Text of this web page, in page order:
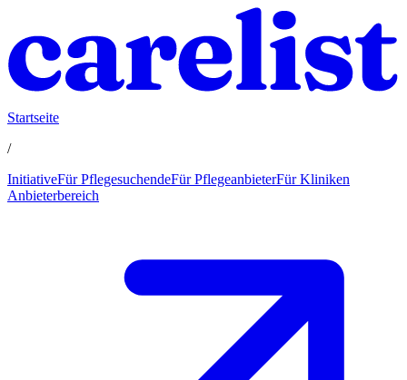
Startseite
/
InitiativeFür PflegesuchendeFür PflegeanbieterFür Kliniken
Anbieterbereich